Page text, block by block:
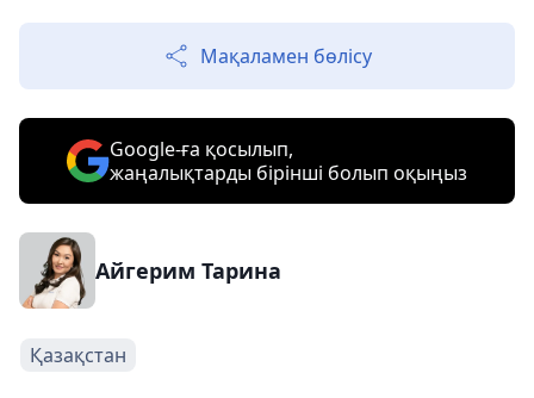
Мақаламен бөлісу
Google-ға қосылып,
жаңалықтарды бірінші болып оқыңыз
Айгерим Тарина
Қазақстан